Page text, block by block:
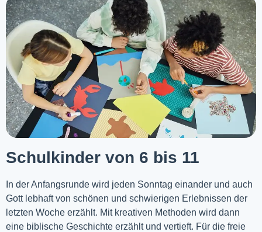
Schulkinder von 6 bis 11
In der Anfangsrunde wird jeden Sonntag einander und auch
Gott lebhaft von schönen und schwierigen Erlebnissen der
letzten Woche erzählt. Mit kreativen Methoden wird dann
eine biblische Geschichte erzählt und vertieft. Für die freie